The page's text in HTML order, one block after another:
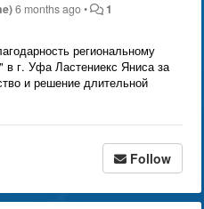
6 months ago• 1
региональному
г. Уфа Ластениекс Яниса за
и решение длительной
Follow